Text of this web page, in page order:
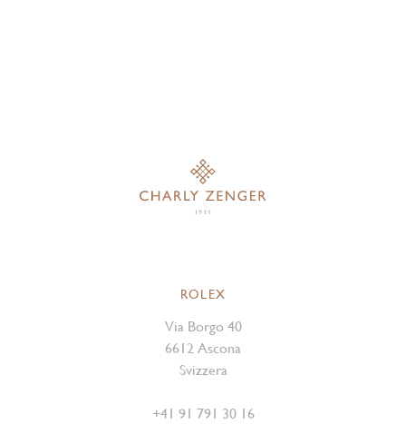
ROLEX
Via Borgo 40
6612 Ascona
Svizzera
+41 91 791 30 16